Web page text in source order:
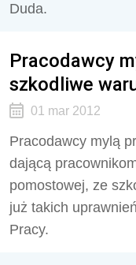
Duda.
Pracodawcy
szkodliwe
01 mar 2012
Pracodawcy mylą
dającą
pomostowej, ze
już takich
Pracy.